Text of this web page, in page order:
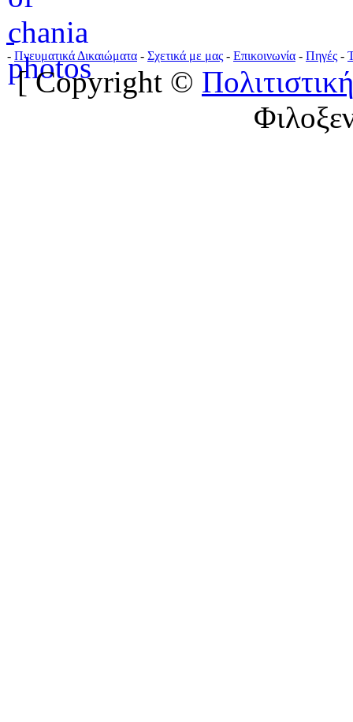
- Πνευματικά Δικαιώματα - Σχετικά με μας - Επικοινωνία - Πηγές -
[ Copyright ©